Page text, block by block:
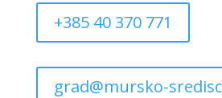
+385 40 370 771
grad@mursko-